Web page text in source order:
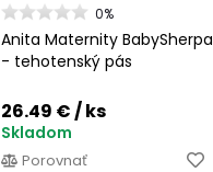
0%
Anita Maternity BabySherpa
- tehotenský pás
26.49 €/ ks
Skladom
Porovnať